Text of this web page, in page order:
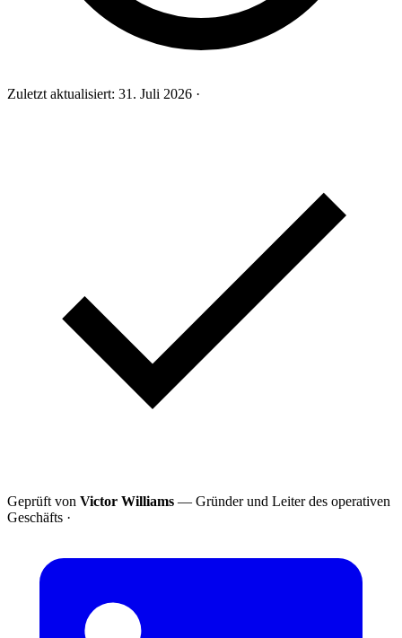
Zuletzt aktualisiert: 31. Juli 2026 ·
Geprüft von Victor Williams — Gründer und Leiter des operativen
Geschäfts ·